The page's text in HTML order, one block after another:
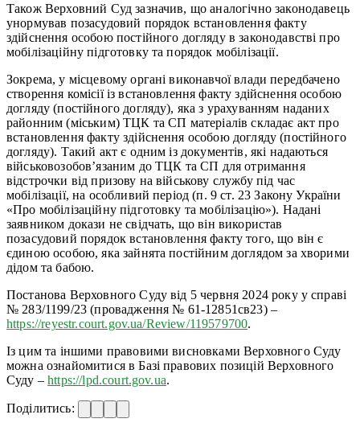
Також Верховний Суд зазначив, що аналогічно законодавець
унормував позасудовий порядок встановлення факту
здійснення особою постійного догляду в законодавстві про
мобілізаційну підготовку та порядок мобілізації.
Зокрема, у місцевому органі виконавчої влади передбачено
створення комісії із встановлення факту здійснення особою
догляду (постійного догляду), яка з урахуванням наданих
районним (міським) ТЦК та СП матеріалів складає акт про
встановлення факту здійснення особою догляду (постійного
догляду). Такий акт є одним із документів, які надаються
військовозобов’язаним до ТЦК та СП для отримання
відстрочки від призову на військову службу під час
мобілізації, на особливий період (п. 9 ст. 23 Закону України
«Про мобілізаційну підготовку та мобілізацію»). Надані
заявником докази не свідчать, що він використав
позасудовий порядок встановлення факту того, що він є
єдиною особою, яка зайнята постійним доглядом за хворими
дідом та бабою.
Постанова Верховного Суду від 5 червня 2024 року у справі
№ 283/1199/23 (провадження № 61-12851св23) –
https://reyestr.court.gov.ua/Review/119579700.
Із цим та іншими правовими висновками Верховного Суду
можна ознайомитися в Базі правових позицій Верховного
Суду –https://lpd.court.gov.ua.
Поділитись: